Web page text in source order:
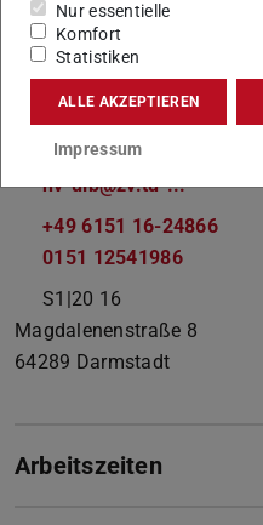
Gebäude S1|20 (ULB)
Hausmeister
Kontakt
hv-ulb@zv.tu-...
+49 6151 16-24866
0151 12541986
S1|20 16
Magdalenenstraße 8
64289 Darmstadt
Arbeitszeiten
Nur essentielle
Komfort
Statistiken
ALLE AKZEPTIEREN
Impressum